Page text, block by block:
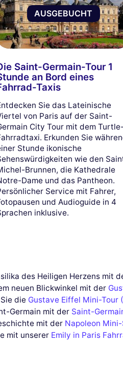
AUSGEBUCHT
Saint-Germain-Tour 1
an Bord eines
Taxis
Sie das Lateinische
von Paris auf der Saint-
City Tour mit dem Turtle-
Erkunden Sie
Stunde ikonische
wie den
Brunnen, die Kathedrale
Dame und das Pantheon.
Service mit Fahrer,
und Audioguide in 4
inklusive.
des Heiligen Herzens mit
neuen Blickwinkel mit der
die Gustave Eiffel Mini-Tour
Germain mit der Saint-
mit der Napoleon
mit unserer Emily in Paris